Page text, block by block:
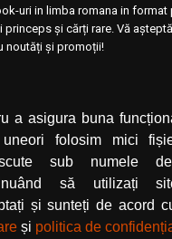
a asigura buna
folosim mici
sub numele
să utilizați
și sunteți de acord
și politica de
uri in limba romana in
princeps și cărți rare. Vă
noutăți și promoții!
NEWSLETTER
de email și dați click pe